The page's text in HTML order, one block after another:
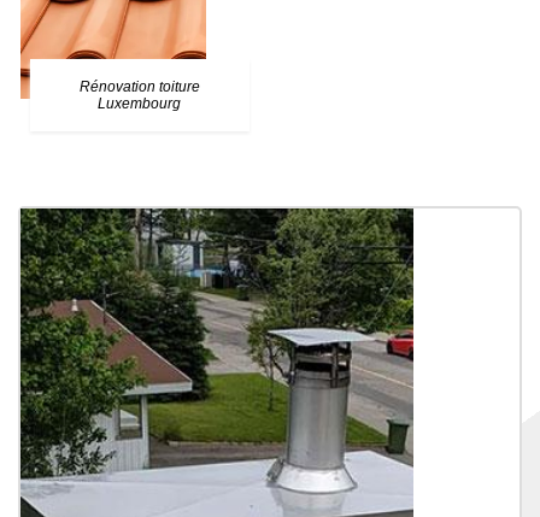
Rénovation toiture
Luxembourg